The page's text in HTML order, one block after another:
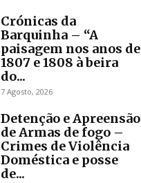
Crónicas da
Barquinha – “A
paisagem nos anos de
1807 e 1808 à beira
do...
7 Agosto, 2026
Detenção e Apreensão
de Armas de fogo –
Crimes de Violência
Doméstica e posse
de...